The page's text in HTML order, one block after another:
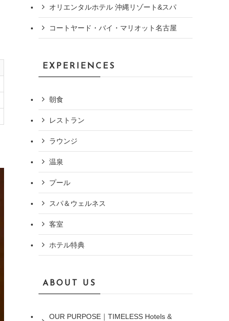
オリエンタルホテル 沖縄リゾート&スパ
コートヤード・バイ・マリオット名古屋
EXPERIENCES
朝食
レストラン
ラウンジ
温泉
プール
スパ＆ウェルネス
客室
ホテル特典
ABOUT US
OUR PURPOSE｜TIMELESS Hotels &